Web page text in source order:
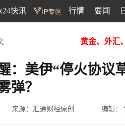
快讯 行情 要闻
黄金、外汇
：美伊“停火协议
弹？
来源：汇通财经原创 编辑：